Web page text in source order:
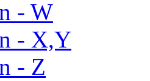
- W
- X,Y
- Z